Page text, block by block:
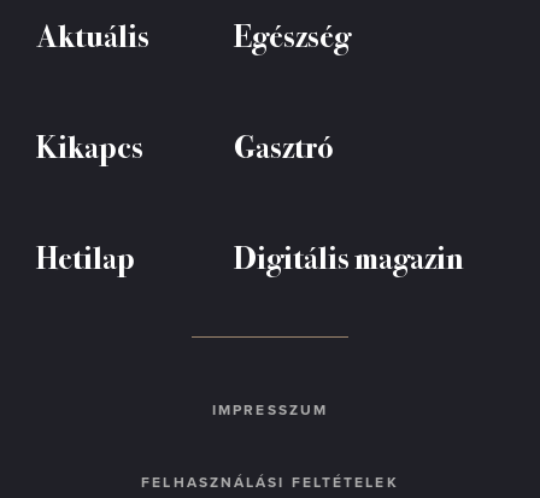
Aktuális Egészség
Kikapcs Gasztró
Hetilap Digitális magazin
IMPRESSZUM
FELHASZNÁLÁSI FELTÉTELEK